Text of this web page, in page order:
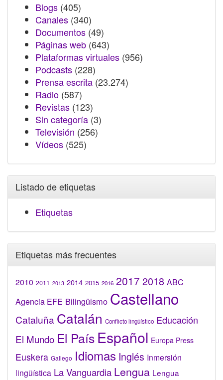
Blogs (405)
Canales (340)
Documentos (49)
Páginas web (643)
Plataformas virtuales (956)
Podcasts (228)
Prensa escrita (23.274)
Radio (587)
Revistas (123)
Sin categoría (3)
Televisión (256)
Vídeos (525)
Listado de etiquetas
Etiquetas
Etiquetas más frecuentes
2010 2011 2013 2014 2015 2016 2017 2018 ABC
Agencia EFE Bilingüismo Castellano
Cataluña Catalán Conflicto lingüístico Educación
El Mundo El País Español Europa Press
Euskera Gallego Idiomas Inglés Inmersión
lingüística La Vanguardia Lengua Lengua